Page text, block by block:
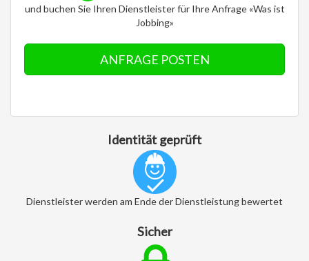
und buchen Sie Ihren Dienstleister für Ihre Anfrage «Was ist
Jobbing»
ANFRAGE POSTEN
Identität geprüft
Dienstleister werden am Ende der Dienstleistung bewertet
Sicher